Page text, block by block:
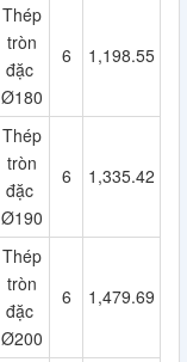
Thép
tròn
đặc
Ø180
6 1,198.55
Thép
tròn
đặc
Ø190
6 1,335.42
Thép
tròn
đặc
Ø200
6 1,479.69